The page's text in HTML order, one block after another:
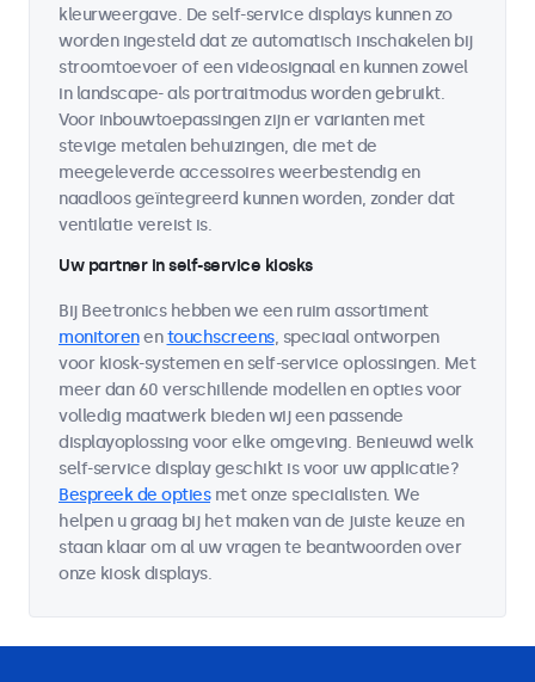
kleurweergave. De self-service displays kunnen zo
worden ingesteld dat ze automatisch inschakelen bij
stroomtoevoer of een videosignaal en kunnen zowel
in landscape- als portraitmodus worden gebruikt.
Voor inbouwtoepassingen zijn er varianten met
stevige metalen behuizingen, die met de
meegeleverde accessoires weerbestendig en
naadloos geïntegreerd kunnen worden, zonder dat
ventilatie vereist is.
Uw partner in self-service kiosks
Bij Beetronics hebben we een ruim assortiment
monitorenentouchscreens, speciaal ontworpen
voor kiosk-systemen en self-service oplossingen. Met
meer dan 60 verschillende modellen en opties voor
volledig maatwerk bieden wij een passende
displayoplossing voor elke omgeving. Benieuwd welk
self-service display geschikt is voor uw applicatie?
Bespreek de optiesmet onze specialisten. We
helpen u graag bij het maken van de juiste keuze en
staan klaar om al uw vragen te beantwoorden over
onze kiosk displays.